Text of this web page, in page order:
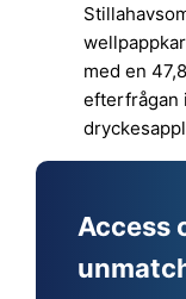
med en
efterfrågan
Access